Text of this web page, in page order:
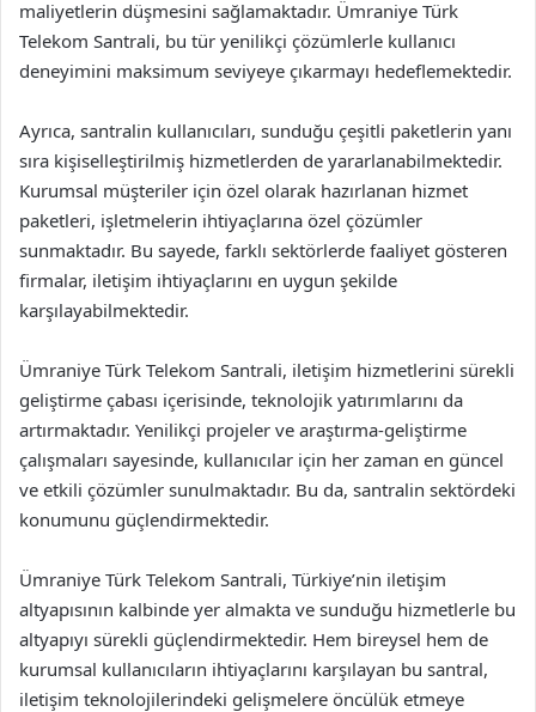
maliyetlerin düşmesini sağlamaktadır. Ümraniye Türk
Telekom Santrali, bu tür yenilikçi çözümlerle kullanıcı
deneyimini maksimum seviyeye çıkarmayı hedeflemektedir.
Ayrıca, santralin kullanıcıları, sunduğu çeşitli paketlerin yanı
sıra kişiselleştirilmiş hizmetlerden de yararlanabilmektedir.
Kurumsal müşteriler için özel olarak hazırlanan hizmet
paketleri, işletmelerin ihtiyaçlarına özel çözümler
sunmaktadır. Bu sayede, farklı sektörlerde faaliyet gösteren
firmalar, iletişim ihtiyaçlarını en uygun şekilde
karşılayabilmektedir.
Ümraniye Türk Telekom Santrali, iletişim hizmetlerini sürekli
geliştirme çabası içerisinde, teknolojik yatırımlarını da
artırmaktadır. Yenilikçi projeler ve araştırma-geliştirme
çalışmaları sayesinde, kullanıcılar için her zaman en güncel
ve etkili çözümler sunulmaktadır. Bu da, santralin sektördeki
konumunu güçlendirmektedir.
Ümraniye Türk Telekom Santrali, Türkiye’nin iletişim
altyapısının kalbinde yer almakta ve sunduğu hizmetlerle bu
altyapıyı sürekli güçlendirmektedir. Hem bireysel hem de
kurumsal kullanıcıların ihtiyaçlarını karşılayan bu santral,
iletişim teknolojilerindeki gelişmelere öncülük etmeye